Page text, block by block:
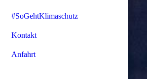
#SoGehtKlimaschutz
Kontakt
Anfahrt